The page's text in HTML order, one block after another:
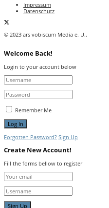
Impressum
Datenschutz
© 2023 ars vobiscum Media e. U..
Welcome Back!
Login to your account below
Remember Me
Forgotten Password? Sign Up
Create New Account!
Fill the forms bellow to register